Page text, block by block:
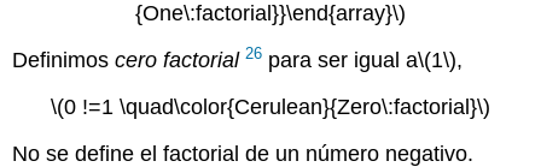
{One\:factorial}}\end{array}\)
Definimoscero factorial 26 para ser igual a\(1\),
\(0 !=1 \quad\color{Cerulean}{Zero\:factorial}\)
No se define el factorial de un número negativo.